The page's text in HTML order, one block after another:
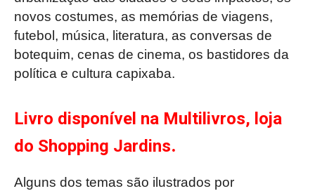
novos costumes, as memórias de viagens,
futebol, música, literatura, as conversas de
botequim, cenas de cinema, os bastidores da
política e cultura capixaba.
Livro disponível na Multilivros, loja
do Shopping Jardins.
Alguns dos temas são ilustrados por